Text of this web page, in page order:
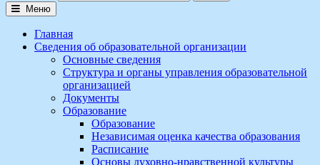
Меню
Главная
Сведения об образовательной организации
Основные сведения
Структура и органы управления образовательной
организацией
Документы
Образование
Образование
Независимая оценка качества образования
Расписание
Основы духовно-нравственной культуры